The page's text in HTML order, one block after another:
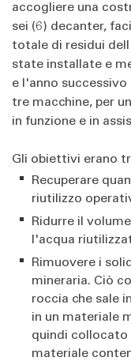
accogliere una
sei (6) decanter,
totale di residui
state installate e
e l'anno
tre macchine, per
in funzione e in
Gli obiettivi erano
Recuperare
riutilizzo
Ridurre il
l'acqua
Rimuovere i
mineraria. Ciò
roccia che sale
in un materiale
quindi collocato
materiale